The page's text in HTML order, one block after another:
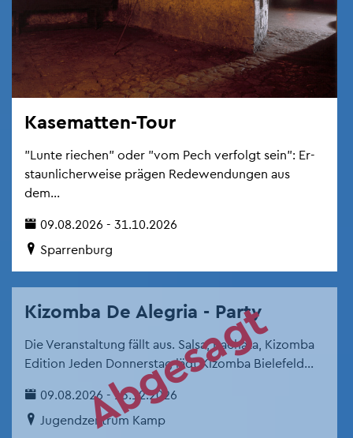
Ka­se­mat­ten-Tour
"Lunte rie­chen" oder "vom Pech ver­folgt sein": Er­
staun­li­cher­wei­se prä­gen Re­de­wen­dun­gen aus
dem...
09.08.2026 - 31.10.2026
Spar­ren­burg
Ab­ge­sagt
Ki­zom­ba De Ale­gria - Party
Die Ver­an­stal­tung fällt aus. Salsa, Bach­ata, Ki­zom­ba
Edi­ti­on Jeden Don­ners­tag lädt Ki­zom­ba Bie­le­feld...
09.08.2026 - 13.12.2026
Ju­gend­zen­trum Kamp